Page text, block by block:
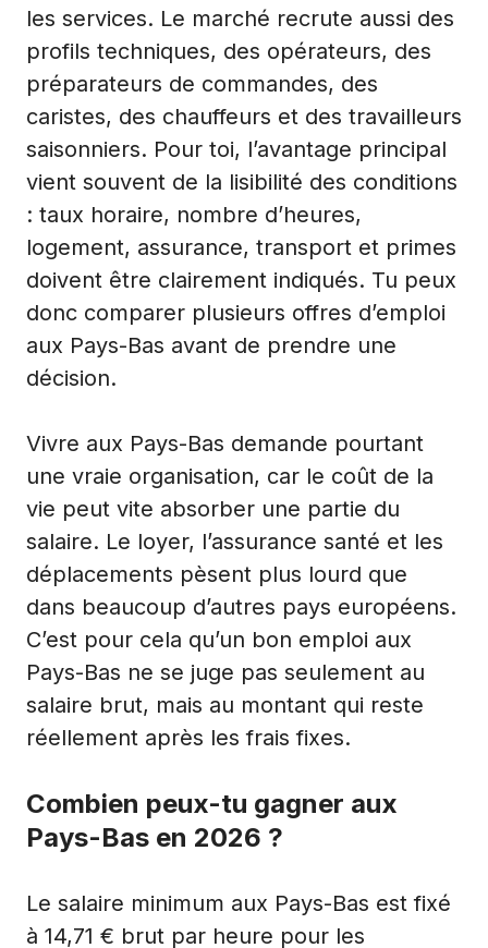
les services. Le marché recrute aussi des
profils techniques, des opérateurs, des
préparateurs de commandes, des
caristes, des chauffeurs et des travailleurs
saisonniers. Pour toi, l’avantage principal
vient souvent de la lisibilité des conditions
: taux horaire, nombre d’heures,
logement, assurance, transport et primes
doivent être clairement indiqués. Tu peux
donc comparer plusieurs offres d’emploi
aux Pays-Bas avant de prendre une
décision.
Vivre aux Pays-Bas demande pourtant
une vraie organisation, car le coût de la
vie peut vite absorber une partie du
salaire. Le loyer, l’assurance santé et les
déplacements pèsent plus lourd que
dans beaucoup d’autres pays européens.
C’est pour cela qu’un bon emploi aux
Pays-Bas ne se juge pas seulement au
salaire brut, mais au montant qui reste
réellement après les frais fixes.
Combien peux-tu gagner aux
Pays-Bas en 2026 ?
Le salaire minimum aux Pays-Bas est fixé
à 14,71 € brut par heure pour les